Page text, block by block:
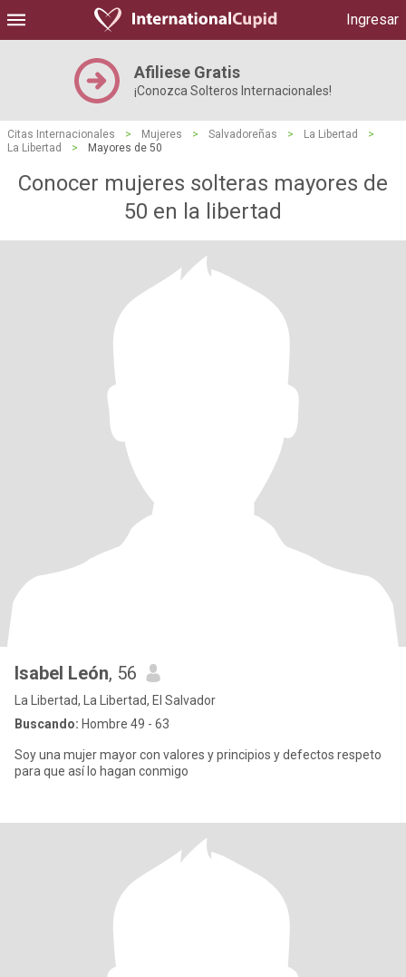
Ingresar
Afiliese Gratis
¡Conozca Solteros Internacionales!
Citas Internacionales > Mujeres > Salvadoreñas > La Libertad
>
La Libertad
> Mayores de 50
Conocer mujeres solteras mayores de
50 en la libertad
Isabel León, 56
La Libertad, La Libertad, El Salvador
Buscando: Hombre 49 - 63
Soy una mujer mayor con valores y principios y defectos respeto
para que así lo hagan conmigo